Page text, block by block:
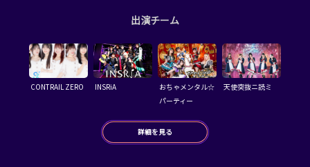
出演チーム
CONTRAIL ZERO INSRiA
おちゃメンタル☆
パーティー
天使突抜ニ読ミ
詳細を見る